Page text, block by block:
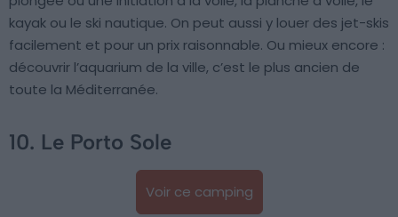
kayak ou le ski nautique. On peut aussi y louer des jet-skis
facilement et pour un prix raisonnable. Ou mieux encore :
découvrir l’aquarium de la ville, c’est le plus ancien de
toute la Méditerranée.
10. Le Porto Sole
Voir ce camping